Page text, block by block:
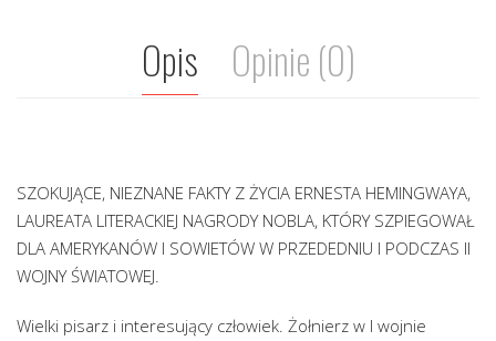
Opis Opinie (0)
SZOKUJĄCE, NIEZNANE FAKTY Z ŻYCIA ERNESTA HEMINGWAYA,
LAUREATA LITERACKIEJ NAGRODY NOBLA, KTÓRY SZPIEGOWAŁ
DLA AMERYKANÓW I SOWIETÓW W PRZEDEDNIU I PODCZAS II
WOJNY ŚWIATOWEJ.
Wielki pisarz i interesujący człowiek. Żołnierz w I wojnie